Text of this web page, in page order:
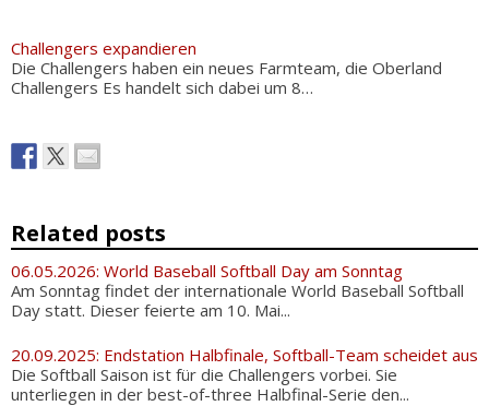
Challengers expandieren
Die Challengers haben ein neues Farmteam, die Oberland
Challengers Es handelt sich dabei um 8…
Related posts
06.05.2026: World Baseball Softball Day am Sonntag
Am Sonntag findet der internationale World Baseball Softball
Day statt. Dieser feierte am 10. Mai...
20.09.2025: Endstation Halbfinale, Softball-Team scheidet aus
Die Softball Saison ist für die Challengers vorbei. Sie
unterliegen in der best-of-three Halbfinal-Serie den...